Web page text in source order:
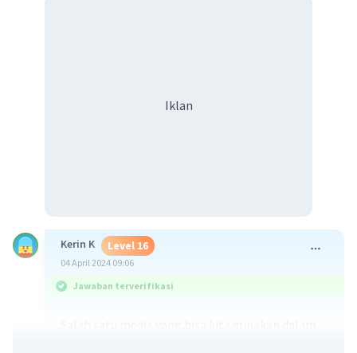
Iklan
Kerin K Level 16
04 April 2024 09:06
Jawaban terverifikasi